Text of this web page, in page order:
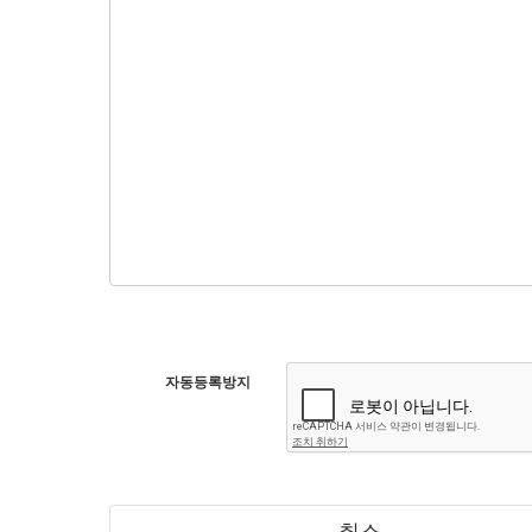
자동등록방지